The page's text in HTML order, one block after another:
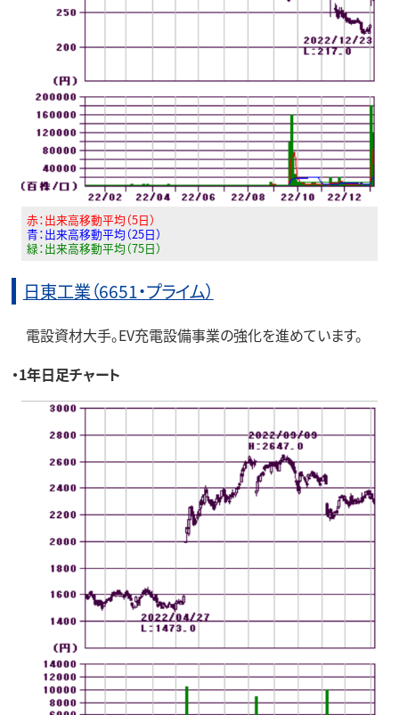
赤：出来高移動平均（5日）
青：出来高移動平均（25日）
緑：出来高移動平均（75日）
日東工業（6651・プライム）
電設資材大手。EV充電設備事業の強化を進めています。
・1年日足チャート